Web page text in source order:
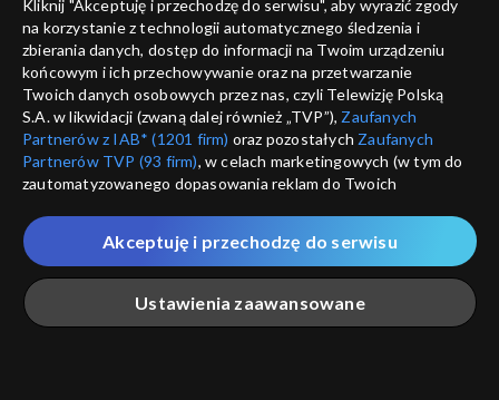
Ziarno
Kto śpiewa, dwa razy się
modli
Ziarno
W rodzinie siła!
Ziarno
Mistrz niesienia pomocy
Ziarno
Wakacje z Panem Bogiem
Kliknij "Akceptuję i przechodzę do serwisu", aby wyrazić zgody
na korzystanie z technologii automatycznego śledzenia i
zbierania danych, dostęp do informacji na Twoim urządzeniu
końcowym i ich przechowywanie oraz na przetwarzanie
Twoich danych osobowych przez nas, czyli Telewizję Polską
S.A. w likwidacji (zwaną dalej również „TVP”), Zaufanych
Partnerów z IAB* (1201 firm) oraz pozostałych Zaufanych
Partnerów TVP (93 firm), w celach marketingowych (w tym do
zautomatyzowanego dopasowania reklam do Twoich
które wskazujemy poniżej, a także zgody na udostępnianie
przez nas identyfikatora PPID do Google.
Twoje dane osobowe zbierane podczas odwiedzania przez
Ciebie naszych
poszczególnych serwisówzwanych dalej
„Portalem”, w tym informacje zapisywane za pomocą
Ustawienia zaawansowane
Akceptuję i przechodzę do serwisu